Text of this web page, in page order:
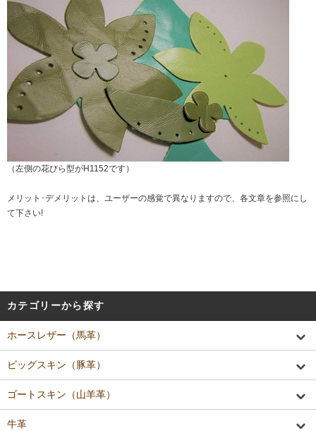
（左側の花びら型がH1152です）
メリット･デメリットは、ユーザーの感覚で異なりますので、各文章を参照にし
て下さい!
カテゴリーから探す
ホースレザー（馬革）
ピッグスキン（豚革）
ゴートスキン（山羊革）
牛革